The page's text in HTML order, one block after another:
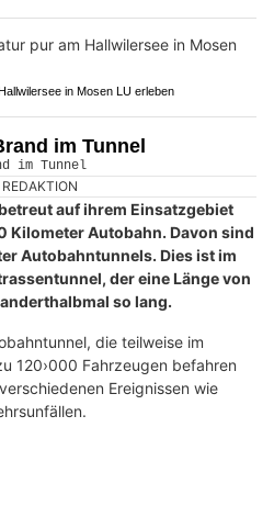
in Mosen LU erleben
im Tunnel
auf ihrem Einsatzgebiet
Kilometer Autobahn. Davon sind
Autobahntunnels. Dies ist im
der eine Länge von
so lang.
die teilweise im
120›000 Fahrzeugen befahren
Ereignissen wie